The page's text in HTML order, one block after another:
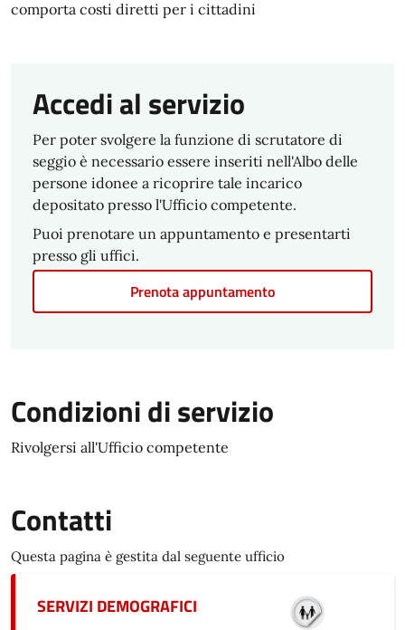
comporta costi diretti per i cittadini
Accedi al servizio
Per poter svolgere la funzione di scrutatore di
seggio è necessario essere inseriti nell'Albo delle
persone idonee a ricoprire tale incarico
depositato presso l'Ufficio competente.
Puoi prenotare un appuntamento e presentarti
presso gli uffici.
Prenota appuntamento
Condizioni di servizio
Rivolgersi all'Ufficio competente
Contatti
Questa pagina è gestita dal seguente ufficio
SERVIZI DEMOGRAFICI